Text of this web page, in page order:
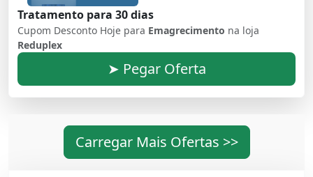
Tratamento para 30 dias
Cupom Desconto Hoje para Emagrecimento na loja
Reduplex
➤ Pegar Oferta
Carregar Mais Ofertas >>